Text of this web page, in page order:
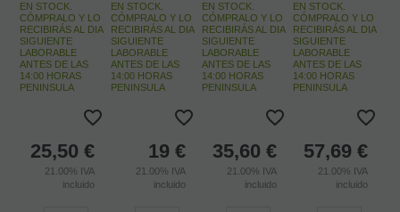
EN STOCK.
CÓMPRALO Y LO
RECIBIRÁS AL DIA
SIGUIENTE
LABORABLE
ANTES DE LAS
14:00 HORAS
PENINSULA
25,50 €
21.00% IVA
incluido
EN STOCK.
CÓMPRALO Y LO
RECIBIRÁS AL DIA
SIGUIENTE
LABORABLE
ANTES DE LAS
14:00 HORAS
PENINSULA
19 €
21.00% IVA
incluido
EN STOCK.
CÓMPRALO Y LO
RECIBIRÁS AL DIA
SIGUIENTE
LABORABLE
ANTES DE LAS
14:00 HORAS
PENINSULA
35,60 €
21.00% IVA
incluido
EN STOCK.
CÓMPRALO Y LO
RECIBIRÁS AL DIA
SIGUIENTE
LABORABLE
ANTES DE LAS
14:00 HORAS
PENINSULA
57,69 €
21.00% IVA
incluido